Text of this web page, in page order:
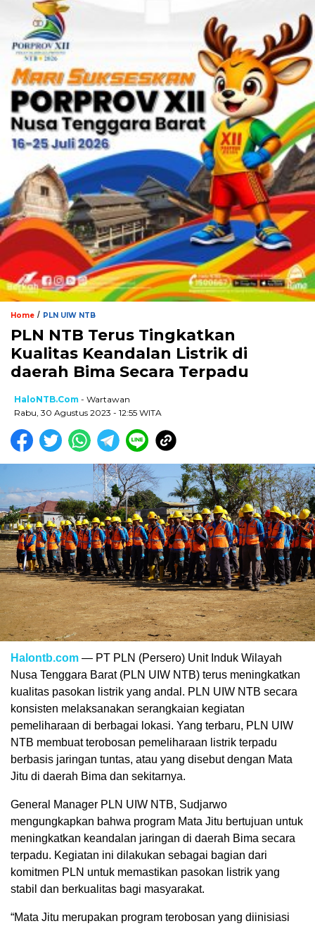
Home / PLN UIW NTB
PLN NTB Terus Tingkatkan
Kualitas Keandalan Listrik di
daerah Bima Secara Terpadu
HaloNTB.com - Wartawan
Rabu, 30 Agustus 2023 - 12:55 WITA
Halontb.com — PT PLN (Persero) Unit Induk Wilayah
Nusa Tenggara Barat (PLN UIW NTB) terus meningkatkan
kualitas pasokan listrik yang andal. PLN UIW NTB secara
konsisten melaksanakan serangkaian kegiatan
pemeliharaan di berbagai lokasi. Yang terbaru, PLN UIW
NTB membuat terobosan pemeliharaan listrik terpadu
berbasis jaringan tuntas, atau yang disebut dengan Mata
Jitu di daerah Bima dan sekitarnya.
General Manager PLN UIW NTB, Sudjarwo
mengungkapkan bahwa program Mata Jitu bertujuan untuk
meningkatkan keandalan jaringan di daerah Bima secara
terpadu. Kegiatan ini dilakukan sebagai bagian dari
komitmen PLN untuk memastikan pasokan listrik yang
stabil dan berkualitas bagi masyarakat.
“Mata Jitu merupakan program terobosan yang diinisiasi